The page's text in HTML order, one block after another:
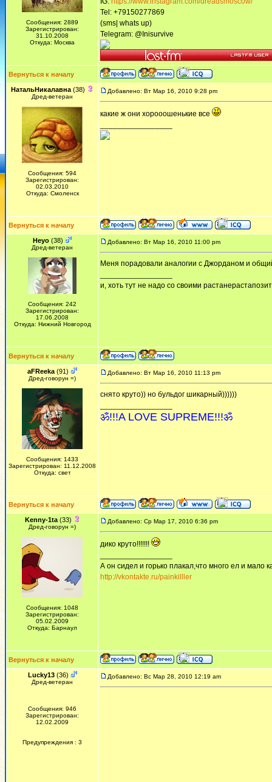
Сообщения: 2889
Зарегистрирован:
31.10.2008
Откуда: Москва
Tel: +79150277869
(sms| whats up)
Telegram: @Inisurvive
Вернуться к началу
НатальНикалавна (38)
Дред-ветеран
Сообщения: 594
Зарегистрирован:
02.03.2010
Откуда: Смоленск
Добавлено: Вт Мар 16, 2010 9:28 pm
какие ж они хорооошенькие все
Вернуться к началу
Heyo (38)
Дред-ветеран
Сообщения: 242
Зарегистрирован:
17.06.2008
Откуда: Нижний Новгород
Добавлено: Вт Мар 16, 2010 11:00 pm
Меня порадовали аналогии с Джорданом и
и, хоть тут не надо со своими
Вернуться к началу
aFReeka (91)
Дред-говорун =)
Сообщения: 1433
Зарегистрирован: 11.12.2008
Откуда: свет
Добавлено: Вт Мар 16, 2010 11:13 pm
снято круто)) но бульдог шикарный))))))
ॐ!!!A LOVE SUPREME!!!ॐ
Вернуться к началу
Kenny-1ta(33)
Дред-говорун =)
Сообщения: 1048
Зарегистрирован:
05.02.2009
Откуда: Барнаул
Добавлено: Ср Мар 17, 2010 6:36 pm
дико круто!!!!!!!
А он сидел и горько плакал,что много ел и мало
http://vkontakte.ru/painkilller
Вернуться к началу
Lucky13(36)
Дред-ветеран
Сообщения: 946
Зарегистрирован:
12.02.2009
Предупреждения : 3
Добавлено: Вс Мар 28, 2010 12:19 am